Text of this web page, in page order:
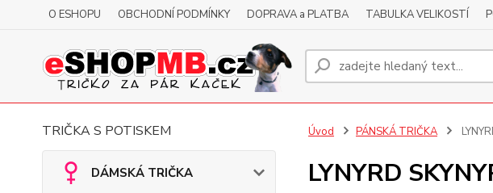
O ESHOPU OBCHODNÍ PODMÍNKY DOPRAVA a PLATBA TABULKA VELIKOSTÍ
TRIČKA S POTISKEM
DÁMSKÁ TRIČKA
Úvod PÁNSKÁ TRIČKA
LYNYRD